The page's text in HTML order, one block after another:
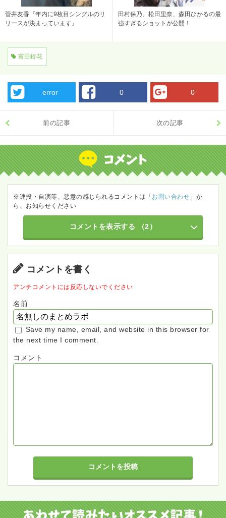
菅井友香『年内に9枚目シングルのリ
リースが決まっています』
田村保乃、松田里奈、森田ひかるの最
強すぎるショットが公開！
富田鈴花
error 0 0
前の記事 次の記事
※連投・自演等、悪意の感じられるコメントは「 お問い合わせ 」か
ら、お知らせください
コメントを表示する （2）
コメントを書く
アンチコメントには反応しないでください
名前
Save my name, email, and website in this browser for
the next time I comment.
コメント